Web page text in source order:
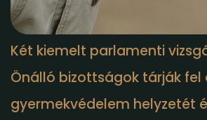
Két kiemelt parlamenti
Önálló bizottságok tárják fel
gyermekvédelem helyzetét